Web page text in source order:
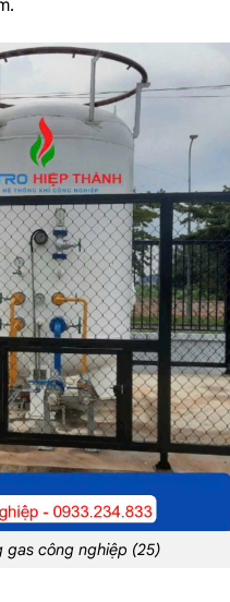
gas công nghiệp (25)